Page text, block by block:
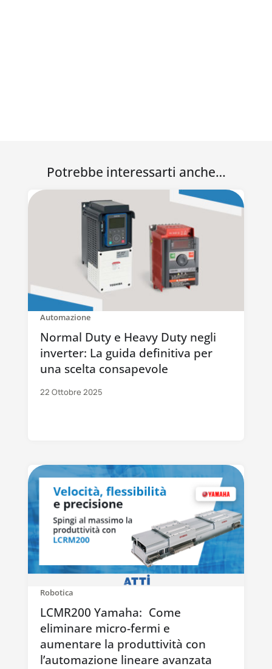
Potrebbe interessarti anche…
Automazione
Normal Duty e Heavy Duty negli
inverter: La guida definitiva per
una scelta consapevole
22 Ottobre 2025
Robotica
LCMR200 Yamaha: Come
eliminare micro-fermi e
aumentare la produttività con
l’automazione lineare avanzata